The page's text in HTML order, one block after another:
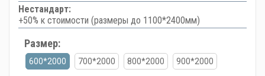
Нестандарт:
+50% к стоимости (размеры до 1100*2400мм)
Размер:
600*2000 700*2000 800*2000 900*2000